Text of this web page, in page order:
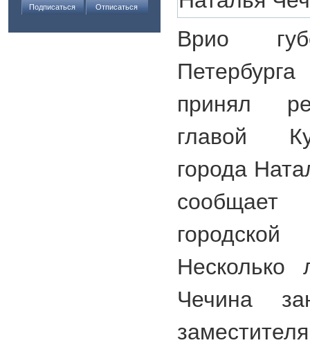
Врио
принял
главой
города
Несколько
Чечина